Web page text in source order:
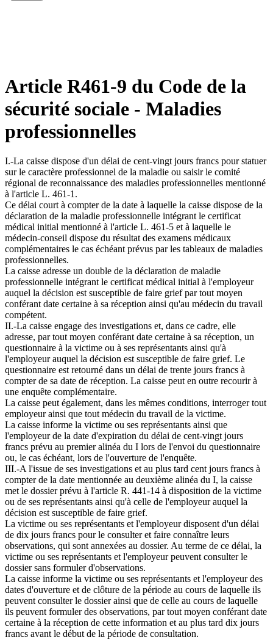
Article R461-9 du Code de la
sécurité sociale - Maladies
professionnelles
I.-La caisse dispose d'un délai de cent-vingt jours francs pour statuer
sur le caractère professionnel de la maladie ou saisir le comité
régional de reconnaissance des maladies professionnelles mentionné
à l'article L. 461-1.
Ce délai court à compter de la date à laquelle la caisse dispose de la
déclaration de la maladie professionnelle intégrant le certificat
médical initial mentionné à l'article L. 461-5 et à laquelle le
médecin-conseil dispose du résultat des examens médicaux
complémentaires le cas échéant prévus par les tableaux de maladies
professionnelles.
La caisse adresse un double de la déclaration de maladie
professionnelle intégrant le certificat médical initial à l'employeur
auquel la décision est susceptible de faire grief par tout moyen
conférant date certaine à sa réception ainsi qu'au médecin du travail
compétent.
II.-La caisse engage des investigations et, dans ce cadre, elle
adresse, par tout moyen conférant date certaine à sa réception, un
questionnaire à la victime ou à ses représentants ainsi qu'à
l'employeur auquel la décision est susceptible de faire grief. Le
questionnaire est retourné dans un délai de trente jours francs à
compter de sa date de réception. La caisse peut en outre recourir à
une enquête complémentaire.
La caisse peut également, dans les mêmes conditions, interroger tout
employeur ainsi que tout médecin du travail de la victime.
La caisse informe la victime ou ses représentants ainsi que
l'employeur de la date d'expiration du délai de cent-vingt jours
francs prévu au premier alinéa du I lors de l'envoi du questionnaire
ou, le cas échéant, lors de l'ouverture de l'enquête.
III.-A l'issue de ses investigations et au plus tard cent jours francs à
compter de la date mentionnée au deuxième alinéa du I, la caisse
met le dossier prévu à l'article R. 441-14 à disposition de la victime
ou de ses représentants ainsi qu'à celle de l'employeur auquel la
décision est susceptible de faire grief.
La victime ou ses représentants et l'employeur disposent d'un délai
de dix jours francs pour le consulter et faire connaître leurs
observations, qui sont annexées au dossier. Au terme de ce délai, la
victime ou ses représentants et l'employeur peuvent consulter le
dossier sans formuler d'observations.
La caisse informe la victime ou ses représentants et l'employeur des
dates d'ouverture et de clôture de la période au cours de laquelle ils
peuvent consulter le dossier ainsi que de celle au cours de laquelle
ils peuvent formuler des observations, par tout moyen conférant date
certaine à la réception de cette information et au plus tard dix jours
francs avant le début de la période de consultation.